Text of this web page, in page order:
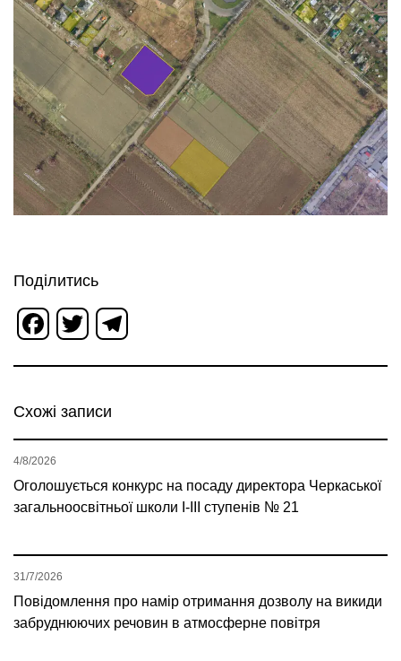
Поділитись
Facebook
Twitter
Схожі записи
Оголошується конкурс на посаду директора Черкаської
загальноосвітньої школи І-ІІІ ступенів № 21
4/8/2026
Повідомлення про намір отримання дозволу на викиди
забруднюючих речовин в атмосферне повітря
31/7/2026